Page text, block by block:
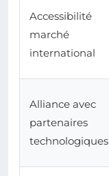
Accessibilité
marché
international
Alliance avec
partenaires
technologiques